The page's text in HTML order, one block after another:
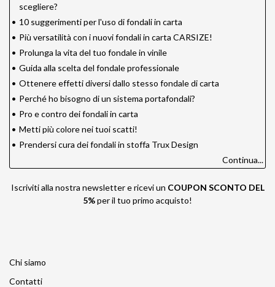
scegliere?
• 10 suggerimenti per l'uso di fondali in carta
• Più versatilità con i nuovi fondali in carta CARSIZE!
• Prolunga la vita del tuo fondale in vinile
• Guida alla scelta del fondale professionale
• Ottenere effetti diversi dallo stesso fondale di carta
• Perché ho bisogno di un sistema portafondali?
• Pro e contro dei fondali in carta
• Metti più colore nei tuoi scatti!
• Prendersi cura dei fondali in stoffa Trux Design
Continua...
Iscriviti alla nostra newsletter e ricevi un COUPON SCONTO DEL
5%per il tuo primo acquisto!
Chi siamo
Contatti